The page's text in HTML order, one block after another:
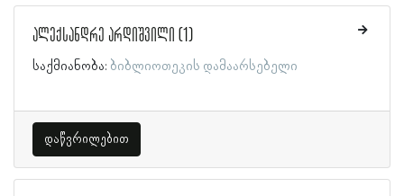
ალექსანდრე არდიშვილი (1)
საქმიანობა: ბიბლიოთეკის დამაარსებელი
დაწვრილებით